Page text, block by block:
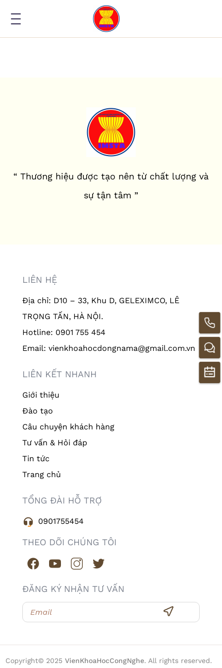
“ Thương hiệu được tạo nên từ chất lượng và
sự tận tâm ”
LIÊN HỆ
Địa chỉ: D10 – 33, Khu D, GELEXIMCO, LÊ
TRỌNG TẤN, HÀ NỘI.
Hotline: 0901 755 454
Email: vienkhoahocdongnama@gmail.com.vn
LIÊN KẾT NHANH
Giới thiệu
Đào tạo
Câu chuyện khách hàng
Tư vấn & Hỏi đáp
Tin tức
Trang chủ
TỔNG ĐÀI HỖ TRỢ
0901755454
THEO DÕI CHÚNG TÔI
ĐĂNG KÝ NHẬN TƯ VẤN
Copyright© 2025 VienKhoaHocCongNghe. All rights reserved.